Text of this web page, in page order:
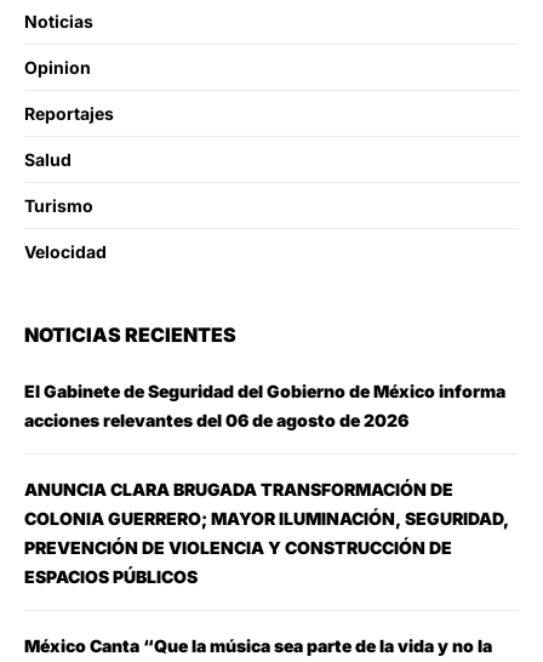
Noticias
Opinion
Reportajes
Salud
Turismo
Velocidad
NOTICIAS RECIENTES
El Gabinete de Seguridad del Gobierno de México informa
acciones relevantes del 06 de agosto de 2026
ANUNCIA CLARA BRUGADA TRANSFORMACIÓN DE
COLONIA GUERRERO; MAYOR ILUMINACIÓN, SEGURIDAD,
PREVENCIÓN DE VIOLENCIA Y CONSTRUCCIÓN DE
ESPACIOS PÚBLICOS
México Canta “Que la música sea parte de la vida y no la